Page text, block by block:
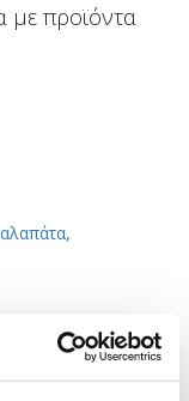
με προϊόντα
Η περίοδος
εγγραφών έχει
λήξει.